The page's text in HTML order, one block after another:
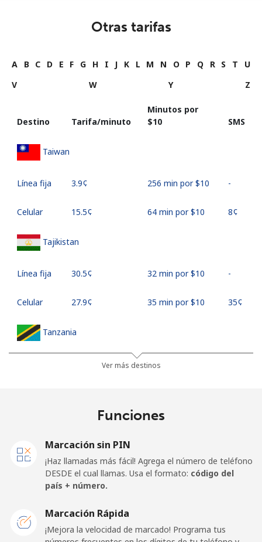
Otras tarifas
A B C D E F G H I J K L M N O P Q R S T
U
V
W Y Z
Destino Tarifa/minuto
Minutos por
⁦$10⁩
SMS
Taiwan
Línea fija ⁦3.9¢⁩ 256 min por ⁦$10⁩ -
Celular ⁦15.5¢⁩ 64 min por ⁦$10⁩ ⁦8¢⁩
Tajikistan
Línea fija ⁦30.5¢⁩ 32 min por ⁦$10⁩ -
Celular ⁦27.9¢⁩ 35 min por ⁦$10⁩ ⁦35¢⁩
Tanzania
27 min por ⁦$10⁩
Línea fija
⁦3.9¢⁩
Togo
Ver más destinos
Funciones
Marcación sin PIN
¡Haz llamadas más fácil! Agrega el número de teléfono
DESDE el cual llamas. Usa el formato: código del
país + número.
Marcación Rápida
¡Mejora la velocidad de marcado! Programa tus